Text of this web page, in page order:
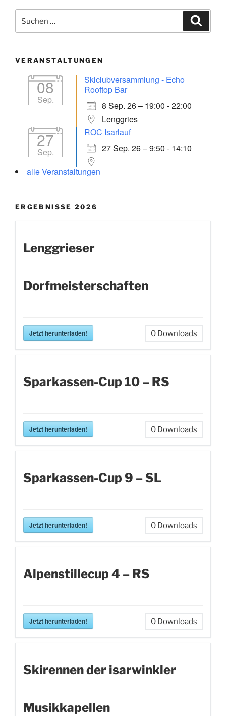
nach:
VERANSTALTUNGEN
08
Sep.
Sklclubversammlung - Echo
Rooftop Bar
8 Sep. 26 – 19:00 - 22:00
Lenggries
27
Sep.
ROC Isarlauf
27 Sep. 26 – 9:50 - 14:10
alle Veranstaltungen
ERGEBNISSE 2026
Lenggrieser
Dorfmeisterschaften
Jetzt herunterladen! 0 Downloads
Sparkassen-Cup 10 – RS
Jetzt herunterladen! 0 Downloads
Sparkassen-Cup 9 – SL
Jetzt herunterladen! 0 Downloads
Alpenstillecup 4 – RS
Jetzt herunterladen! 0 Downloads
Skirennen der isarwinkler
Musikkapellen